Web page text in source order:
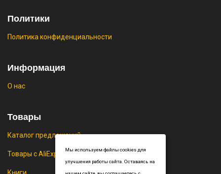
🔥 16190 руб. |
индивидуально, возможно сработает не у
Политики
Политика конфиденциальности
Информация
О нас
Товары
Каталог предложений
Товары с AliExpress
Мы используем файлы cookies для
улучшения работы сайта. Оставаясь на